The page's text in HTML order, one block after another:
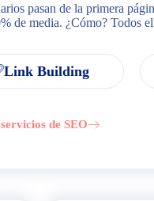
pasan de la primera
media. ¿Cómo? Todos
Link Building
de SEO